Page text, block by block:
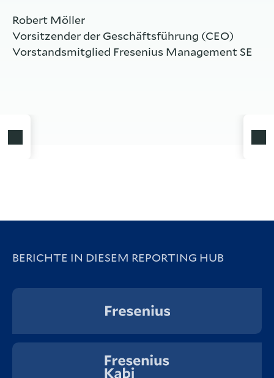
Robert Möller
Vorsitzender der Geschäftsführung (CEO)
Vorstandsmitglied Fresenius Management SE
BERICHTE IN DIESEM REPORTING HUB